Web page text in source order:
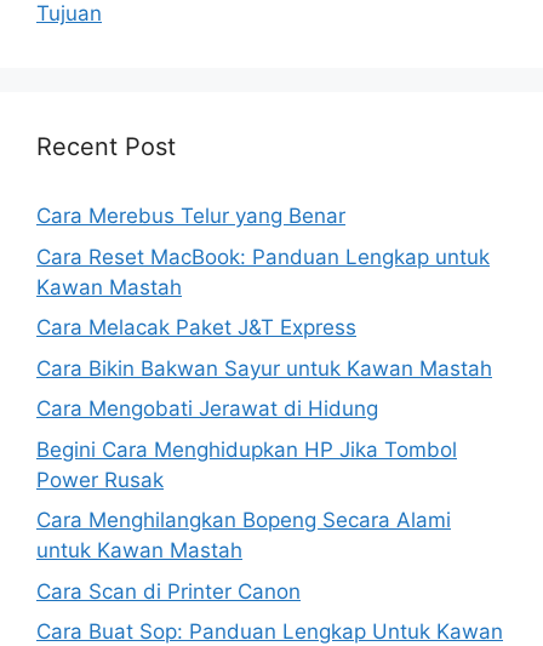
Tujuan
Recent Post
Cara Merebus Telur yang Benar
Cara Reset MacBook: Panduan Lengkap untuk
Kawan Mastah
Cara Melacak Paket J&T Express
Cara Bikin Bakwan Sayur untuk Kawan Mastah
Cara Mengobati Jerawat di Hidung
Begini Cara Menghidupkan HP Jika Tombol
Power Rusak
Cara Menghilangkan Bopeng Secara Alami
untuk Kawan Mastah
Cara Scan di Printer Canon
Cara Buat Sop: Panduan Lengkap Untuk Kawan